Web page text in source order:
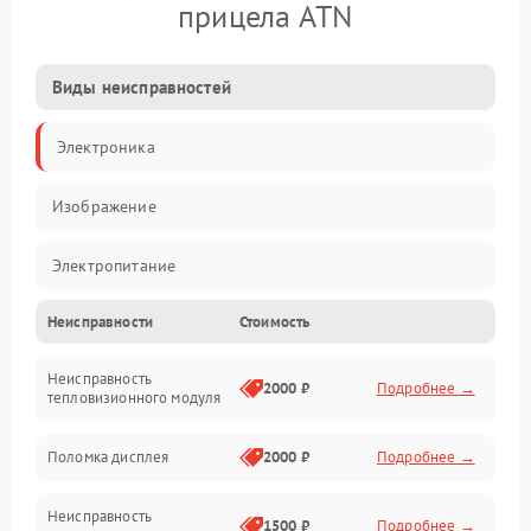
прицела ATN
Виды неисправностей
Электроника
Изображение
Электропитание
Измерения
Матрица
Неисправности Стоимость
Неисправность
тепловизионного модуля
2000 ₽ Подробнее →
Поломка дисплея 2000 ₽ Подробнее →
Неисправность
1500 ₽ Подробнее →